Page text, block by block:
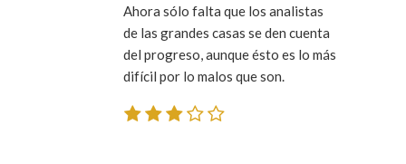
Ahora sólo falta que los analistas
de las grandes casas se den cuenta
del progreso, aunque ésto es lo más
difícil por lo malos que son.